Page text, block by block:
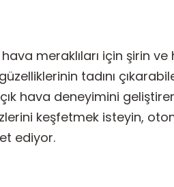
meraklıları için şirin ve
tadını
hava deneyimini
keşfetmek isteyin,
ediyor.